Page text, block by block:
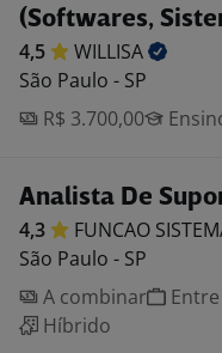
(Softwares,
4,5
WILLISA
São Paulo - SP
R$ 3.700,00
Analista De
4,3 FUNCAO
São Paulo - SP
A combinar
Híbrido